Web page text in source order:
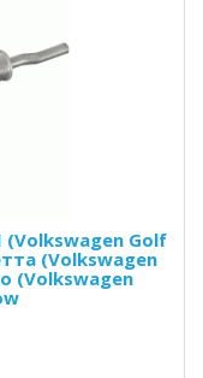
(Volkswagen Golf
(Volkswagen
(Volkswagen